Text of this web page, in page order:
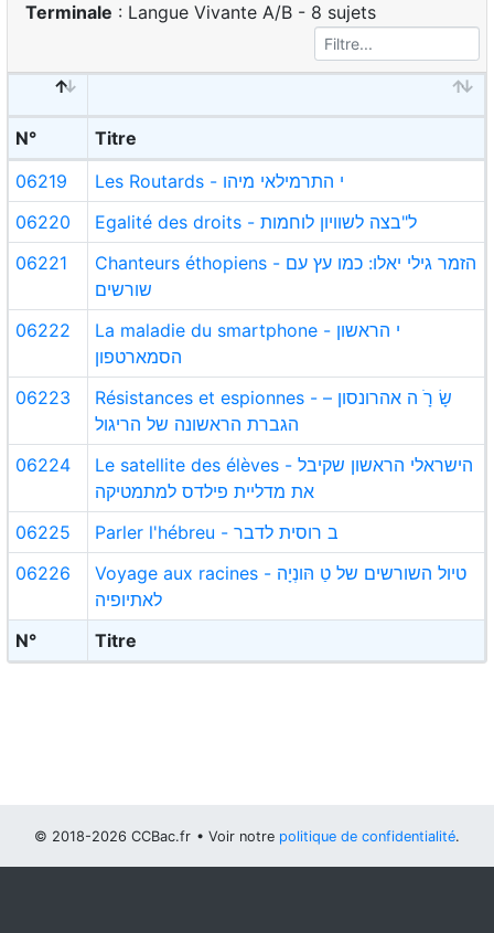
Terminale : Langue Vivante A/B - 8 sujets
N° Titre
N° Titre
06219
Les Routards - י התרמילאי מיהו
06220
Egalité des droits - ל"בצה לשוויון לוחמות
06221
Chanteurs éthopiens - הזמר גילי יאלו: כמו עץ עם
שורשים
06222
La maladie du smartphone - י הראשון
הסמארטפון
06223
Résistances et espionnes - שָׂ רָׂ ה אהרונסון –
הגברת הראשונה של הריגול
06224
Le satellite des élèves - הישראלי הראשון שקיבל
את מדליית פילדס למתמטיקה
06225
Parler l'hébreu - ב רוסית לדבר
06226
Voyage aux racines - טיול השורשים של טַ הּונְיָה
לאתיופיה
© 2018-2026 CCBac.fr • Voir notre politique de confidentialité.